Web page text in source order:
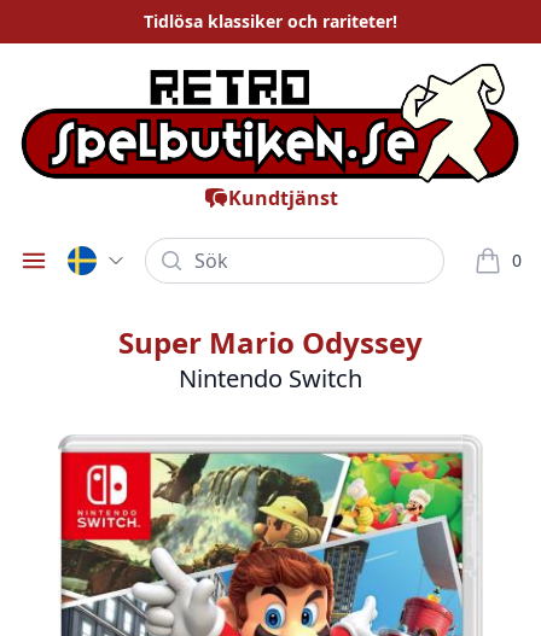
Tidlösa klassiker och rariteter!
Kundtjänst
Öppna meny
Sök 0
varor i
Super Mario Odyssey
Nintendo Switch
Bilder